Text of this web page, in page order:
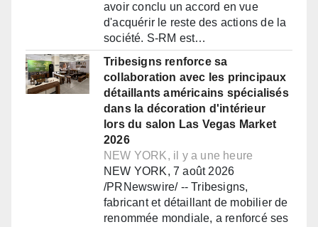
avoir conclu un accord en vue
d'acquérir le reste des actions de la
société. S-RM est…
Tribesigns renforce sa
collaboration avec les principaux
détaillants américains spécialisés
dans la décoration d'intérieur
lors du salon Las Vegas Market
2026
NEW YORK, il y a une heure
NEW YORK, 7 août 2026
/PRNewswire/ -- Tribesigns,
fabricant et détaillant de mobilier de
renommée mondiale, a renforcé ses